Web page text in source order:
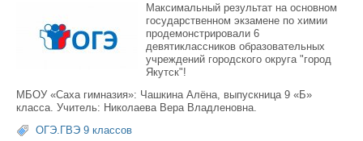
Максимальный результат на основном
государственном экзамене по химии
продемонстрировали 6
девятиклассников образовательных
учреждений городского округа "город
Якутск"!
МБОУ «Саха гимназия»: Чашкина Алёна, выпускница 9 «Б»
класса. Учитель: Николаева Вера Владленовна.
ОГЭ.ГВЭ 9 классов